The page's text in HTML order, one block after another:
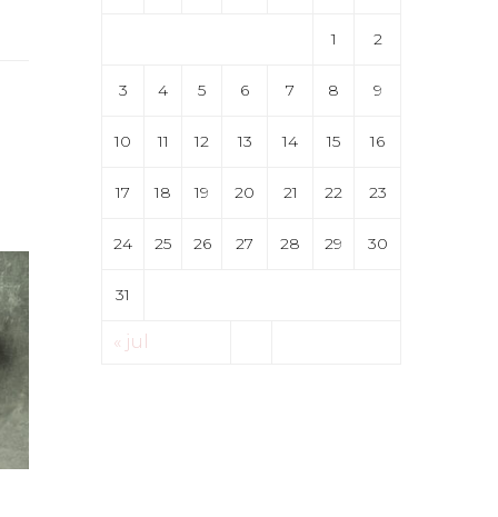
1 2
3 4 5 6 7 8 9
10 11 12 13 14 15 16
17 18 19 20 21 22 23
24 25 26 27 28 29 30
31
« jul